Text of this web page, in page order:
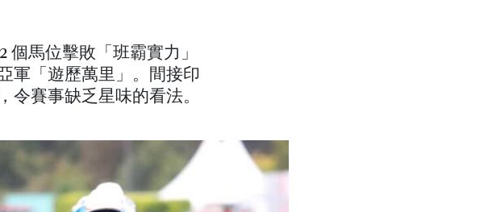
個馬位擊敗「班霸實力」
軍「遊歷萬里」。間接印
令賽事缺乏星味的看法。